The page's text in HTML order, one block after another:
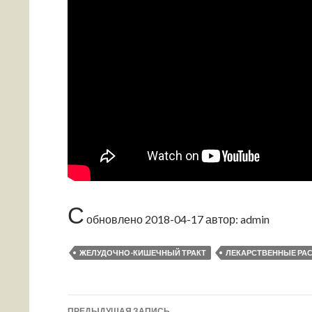
С обновлено 2018-04-17автор: admin
ЖЕЛУДОЧНО-КИШЕЧНЫЙ ТРАКТ ЛЕКАРСТВЕННЫЕ